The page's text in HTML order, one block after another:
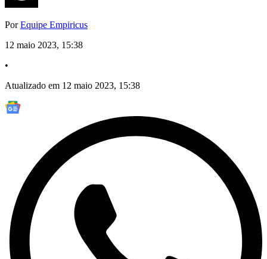
PorEquipe Empiricus
12 maio 2023, 15:38
•
Atualizado em 12 maio 2023, 15:38